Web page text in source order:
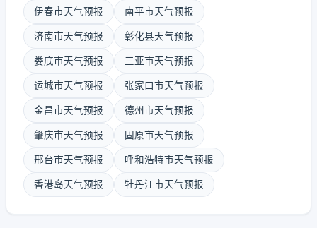
伊春市天气预报 南平市天气预报
济南市天气预报 彰化县天气预报
娄底市天气预报 三亚市天气预报
运城市天气预报 张家口市天气预报
金昌市天气预报 德州市天气预报
肇庆市天气预报 固原市天气预报
邢台市天气预报 呼和浩特市天气预报
香港岛天气预报 牡丹江市天气预报